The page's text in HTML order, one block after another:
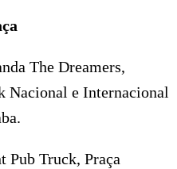
The Dreamers,
Nacional e Internacional
Pub Truck, Praça